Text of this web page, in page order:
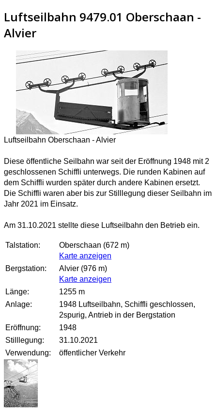
Luftseilbahn 9479.01 Oberschaan -
Alvier
Luftseilbahn Oberschaan - Alvier
Diese öffentliche Seilbahn war seit der Eröffnung 1948 mit 2
geschlossenen Schiffli unterwegs. Die runden Kabinen auf
dem Schiffli wurden später durch andere Kabinen ersetzt.
Die Schiffli waren aber bis zur Stilllegung dieser Seilbahn im
Jahr 2021 im Einsatz.
Am 31.10.2021 stellte diese Luftseilbahn den Betrieb ein.
Talstation:
Oberschaan (672 m)
Karte anzeigen
Bergstation:
Alvier (976 m)
Karte anzeigen
Länge:
1255 m
Anlage:
1948 Luftseilbahn, Schiffli geschlossen,
2spurig, Antrieb in der Bergstation
Eröffnung:
1948
Stilllegung:
31.10.2021
Verwendung:
öffentlicher Verkehr